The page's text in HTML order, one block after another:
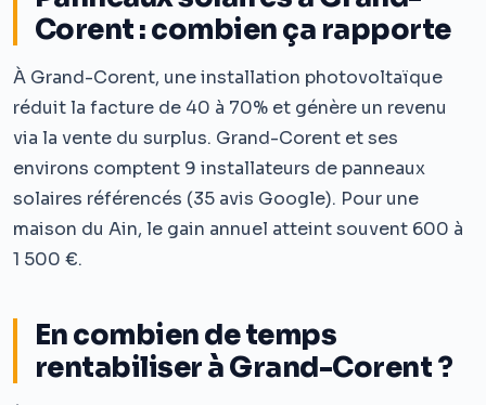
Corent : combien ça rapporte
À Grand-Corent, une installation photovoltaïque
réduit la facture de 40 à 70% et génère un revenu
via la vente du surplus. Grand-Corent et ses
environs comptent 9 installateurs de panneaux
solaires référencés (35 avis Google). Pour une
maison du Ain, le gain annuel atteint souvent 600 à
1 500 €.
En combien de temps
rentabiliser à Grand-Corent ?